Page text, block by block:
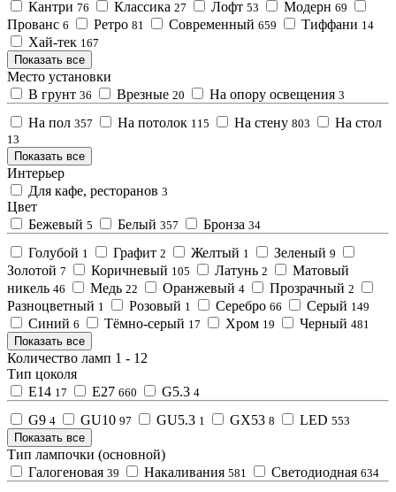
Кантри 76 Классика 27 Лофт 53 Модерн 69
Прованс 6 Ретро 81 Современный 659 Тиффани 14
Хай-тек 167
Показать все
Место установки
В грунт 36 Врезные 20 На опору освещения 3
На пол 357 На потолок 115 На стену 803 На стол
13
Показать все
Интерьер
Для кафе, ресторанов 3
Цвет
Бежевый 5 Белый 357 Бронза 34
Голубой 1 Графит 2 Желтый 1 Зеленый 9
Золотой 7 Коричневый 105 Латунь 2
Матовый
никель 46 Медь 22 Оранжевый 4 Прозрачный 2
Разноцветный 1 Розовый 1 Серебро 66 Серый 149
Синий 6 Тёмно-серый 17 Хром 19 Черный 481
Показать все
Количество ламп 1 - 12
Тип цоколя
E14 17 E27 660 G5.3 4
G9 4 GU10 97 GU5.3 1 GX53 8 LED 553
Показать все
Тип лампочки (основной)
Галогеновая 39 Накаливания 581 Светодиодная 634